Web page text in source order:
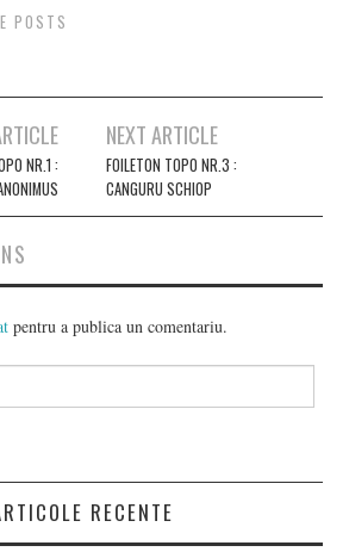
POSTS
NR.1 :
NEXT ARTICLE
FOILETON TOPO NR.3 :
CANGURU SCHIOP
pentru a publica un comentariu.
RECENTE